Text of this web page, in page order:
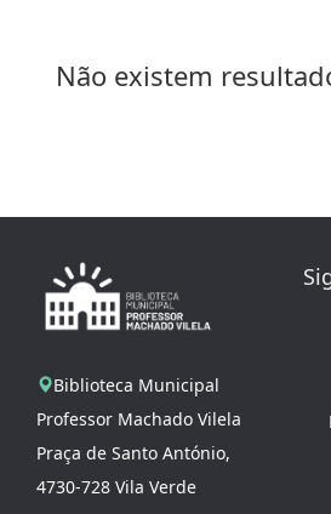
Não existem
Biblioteca Municipal
Professor Machado Vilela
Praça de Santo António,
4730-728 Vila Verde